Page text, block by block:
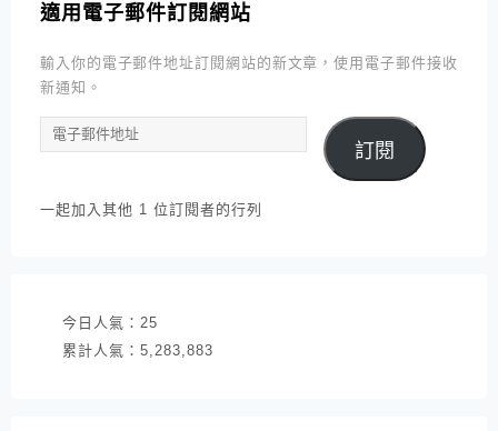
適用電子郵件訂閱網站
輸入你的電子郵件地址訂閱網站的新文章，使用電子郵件接收
新通知。
電
子
件
訂閱
一起加入其他 1 位訂閱者的行列
今日人氣： 25
累計人氣： 5,283,883